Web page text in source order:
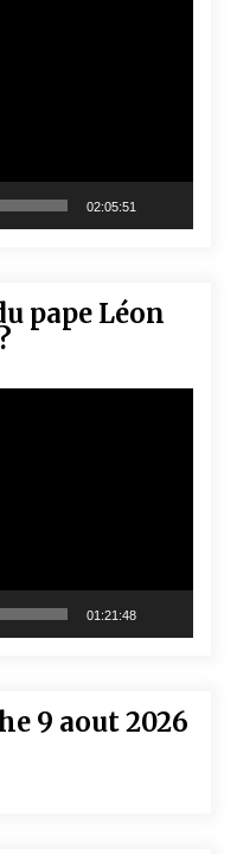
02:05:51
pape Léon
01:21:48
9 aout 2026